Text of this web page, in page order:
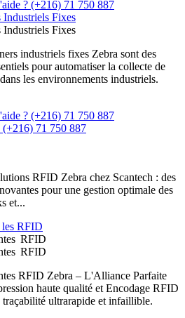
? (+216) 71 750 887
Industriels Fixes
Industriels Fixes
industriels fixes Zebra sont des
pour automatiser la collecte de
les environnements industriels.
? (+216) 71 750 887
(+216) 71 750 887
RFID Zebra chez Scantech : des
pour une gestion optimale des
et...
RFID
RFID
RFID
RFID Zebra – L'Alliance Parfaite
haute qualité et Encodage RFID
traçabilité ultrarapide et infaillible.